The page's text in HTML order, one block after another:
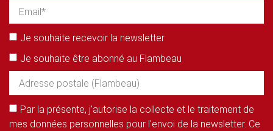
Je souhaite recevoir la newsletter
Je souhaite être abonné au Flambeau
Par la présente, j'autorise la collecte et le traitement de
mes données personnelles pour l'envoi de la newsletter. Ce